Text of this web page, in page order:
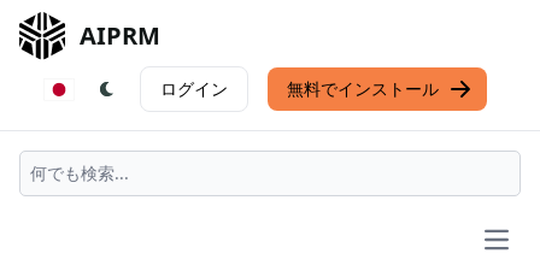
AIPRM
ログイン 無料でインストール